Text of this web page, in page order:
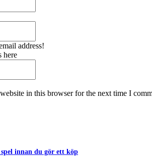
address!
here
in this browser for the next time I
innan du gör ett köp